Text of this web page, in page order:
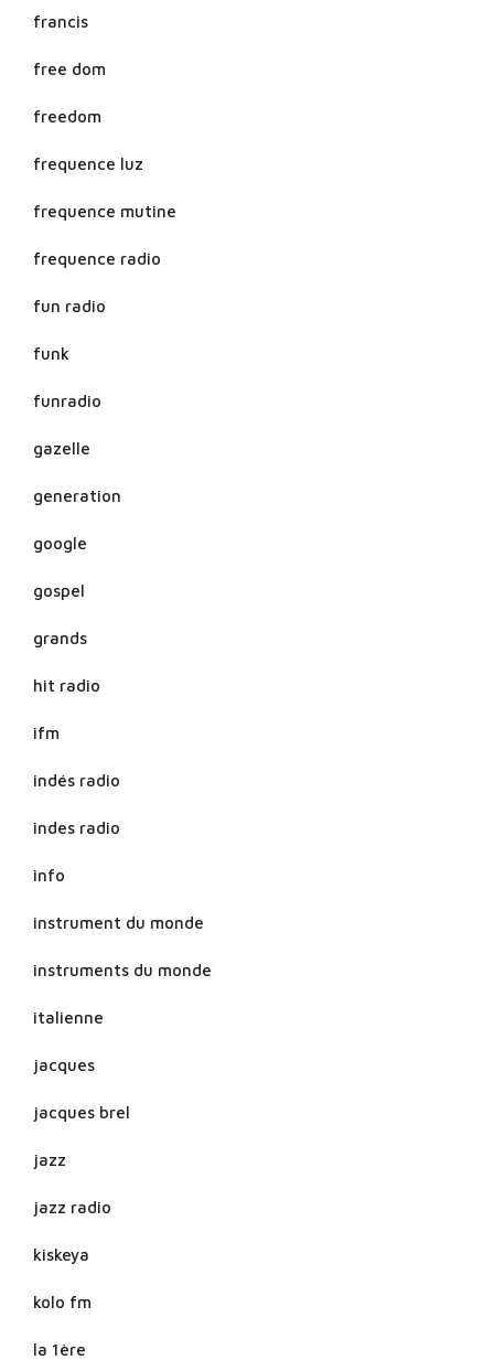
francis
free dom
freedom
frequence luz
frequence mutine
frequence radio
fun radio
funk
funradio
gazelle
generation
google
gospel
grands
hit radio
ifm
indés radio
indes radio
info
instrument du monde
instruments du monde
italienne
jacques
jacques brel
jazz
jazz radio
kiskeya
kolo fm
la 1ère